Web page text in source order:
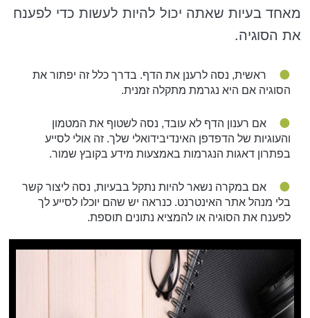
מאחד בעיות שאתה יכול להיות לעשות כדי לפענח
את הסוגיה.
ראשית, נסה לרענן את הדף. בדרך כלל זה יפתור את
הסוגיה אם היא נגרמת מתקלה זמנית.
אם רענון הדף לא עובד, נסה לשטוף את המטמון
והעוגיות של הדפדפן האינדיבידואלי שלך. זה אולי לסייע
בפתרון דאגות הנגרמות באמצעות מידע בקובץ שמור.
אם במקרה נשאר להיות נתקל בבעיות, נסה ליצור קשר
בלי מנהל אתר האינטרנט. כנראה יש שהם יוכלו לסייע לך
לפענח את הסוגיה או להמציא נתונים תוספת.